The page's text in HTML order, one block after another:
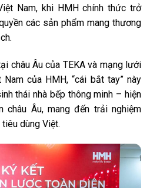
Nam, khi HMH chính thức trở
các sản phẩm mang thương
.
châu Âu của TEKA và mạng lưới
của HMH, “cái bắt tay” này
thái nhà bếp thông minh – hiện
Âu, mang đến trải nghiệm
dùng Việt.